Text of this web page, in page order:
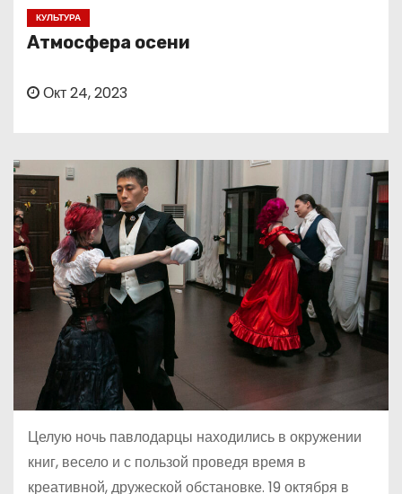
КУЛЬТУРА
Атмосфера осени
Окт 24, 2023
Целую ночь павлодарцы находились в окружении
книг, весело и с пользой проведя время в
креативной, дружеской обстановке. 19 октября в